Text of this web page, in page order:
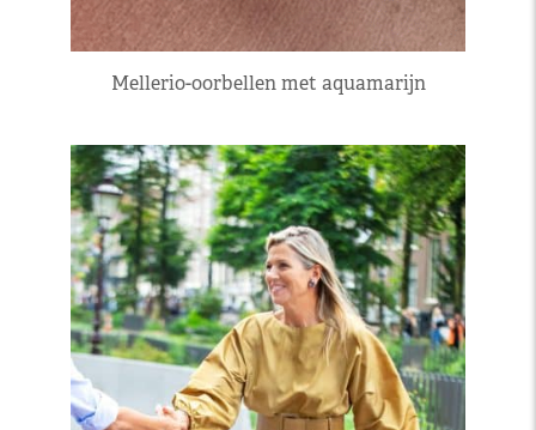
Mellerio-oorbellen met aquamarijn